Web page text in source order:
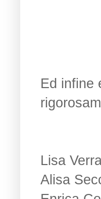
Ed infine
Lisa
Alisa